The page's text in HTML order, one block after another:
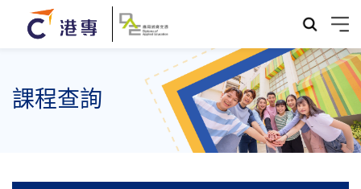
課程查詢